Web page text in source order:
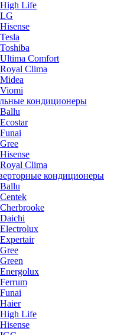
High Life
LG
Hisense
Tesla
Toshiba
Ultima Comfort
Royal Clima
Midea
Viomi
кондиционеры
Ballu
Ecostar
Funai
Gree
Hisense
Royal Clima
кондиционеры
Ballu
Centek
Cherbrooke
Daichi
Electrolux
Expertair
Gree
Green
Energolux
Ferrum
Funai
Haier
High Life
Hisense